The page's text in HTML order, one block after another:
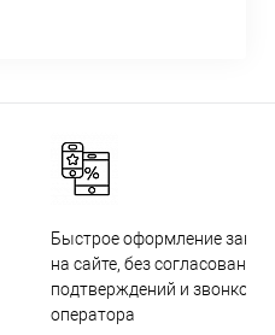
Быстрое оформление
на сайте, без согласований,
подтверждений и звонков
оператора